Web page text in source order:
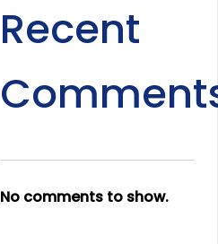
Recent
No comments to show.